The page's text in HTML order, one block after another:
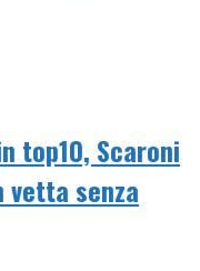
top10, Scaroni
vetta senza